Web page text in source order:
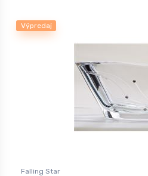
Výpredaj
Falling Star